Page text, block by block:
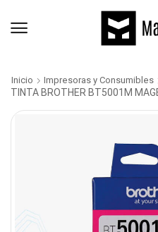
Inicio Impresoras y Consumibles
TINTA BROTHER BT5001M